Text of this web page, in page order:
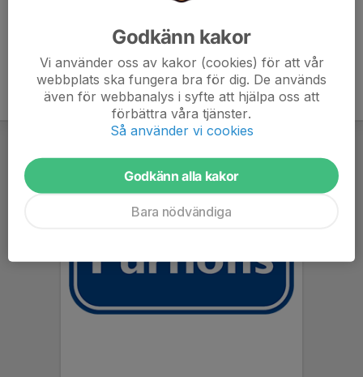
Godkänn kakor
Vi använder oss av kakor (cookies) för att vår
webbplats ska fungera bra för dig. De används
även för webbanalys i syfte att hjälpa oss att
förbättra våra tjänster.
Så använder vi cookies
Godkänn alla kakor
Bara nödvändiga